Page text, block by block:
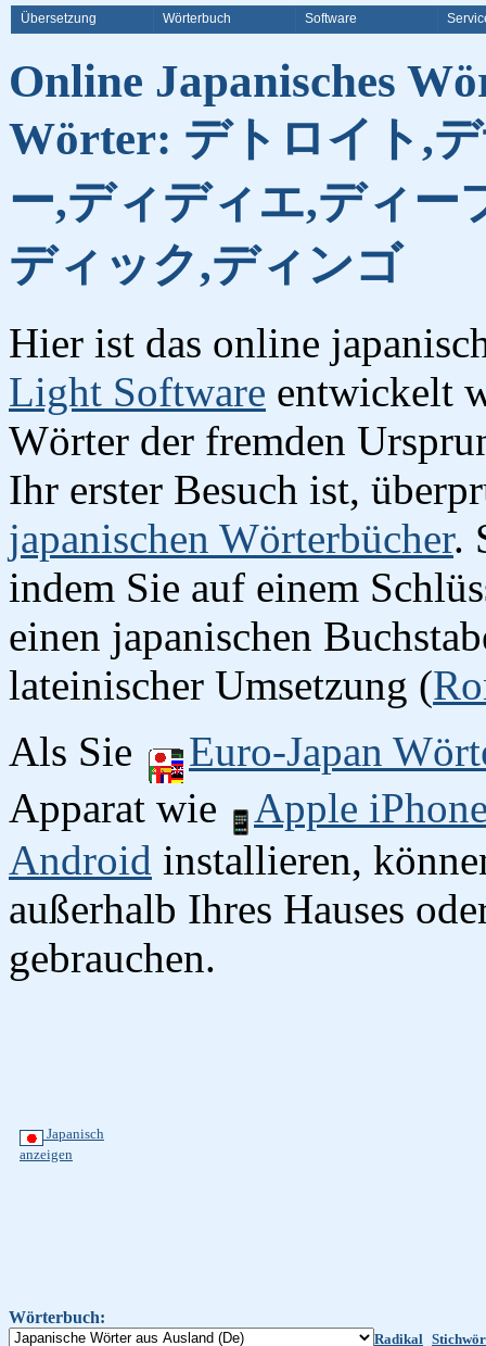
Übersetzung Wörterbuch Software
Online Japanisches
Wörter: デトロイト,
ー,ディディエ,ディー
ディック,ディンゴ
Hier ist das online
Light Software entwickelt
Wörter der fremden
Ihr erster Besuch ist,
japanischen Wörterbücher.
indem Sie auf einem
einen japanischen
lateinischer Umsetzung (
Als Sie
Euro-Japan
Apparat wie
Apple
Android installieren,
außerhalb Ihres Hauses
gebrauchen.
Japanisch
anzeigen
Wörterbuch:
Radikal